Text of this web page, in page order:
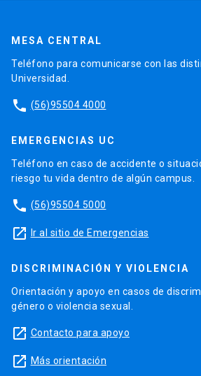
MESA CENTRAL
Teléfono para comunicarse con las
Universidad.
phone (56)95504 4000
EMERGENCIAS UC
Teléfono en caso de accidente o
riesgo tu vida dentro de algún campus.
phone (56)95504 5000
launch Ir al sitio de Emergencias
DISCRIMINACIÓN Y VIOLENCIA
Orientación y apoyo en casos de
género o violencia sexual.
launch Contacto para apoyo
launch Más orientación